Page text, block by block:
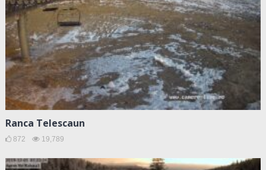
Ranca Telescaun
872 19,789